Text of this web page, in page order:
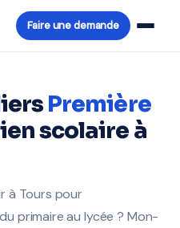
Faire une demande
Première
scolaire à
à Tours pour
primaire au lycée ? Mon-